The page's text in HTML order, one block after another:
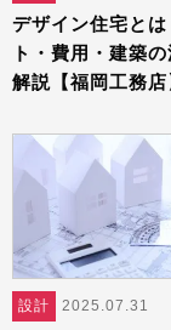
デザイン住宅とは
ト・費用・建築
解説【福岡工務店
設計 2025.07.31